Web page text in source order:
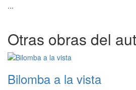
...
Otras obras del
Bilomba a la vista